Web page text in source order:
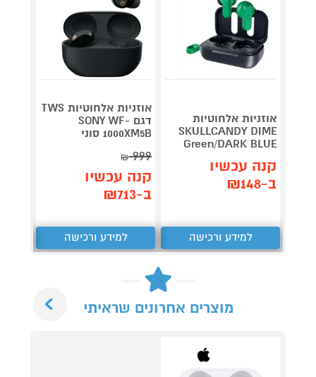
אוזניות אלחוטיות
SKULLCANDY DIME
Green/DARK BLUE
קנה עכשיו
ב-₪148
למידע ורכישה
אוזניות אלחוטיות TWS
דגם SONY WF-
1000XM5B סוני
999
₪
קנה עכשיו
ב-₪713
למידע ורכישה
מוצרים אחרונים שראיתי